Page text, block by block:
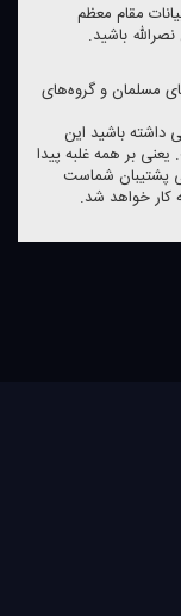
مقام معظم
مسلمان و گروه‌های
داشته باشید این
بر همه غلبه پیدا
پشتیبان شماست
خواهد شد.